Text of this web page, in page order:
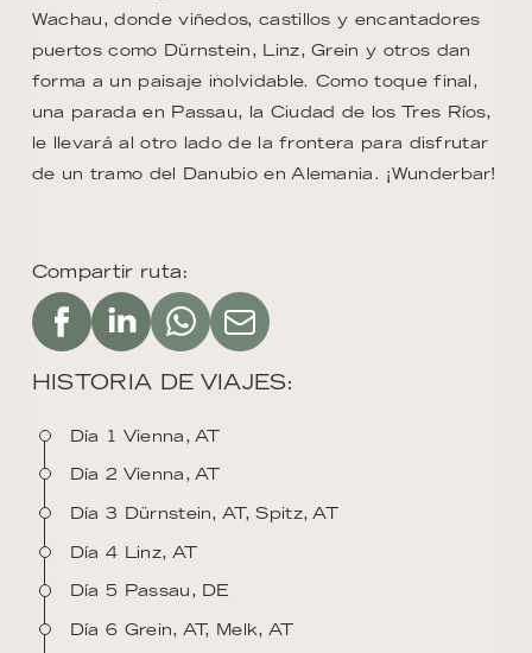
Compartir ruta:
HISTORIA DE VIAJES:
Día 1 Vienna, AT
Día 2 Vienna, AT
Día 3 Dürnstein, AT, Spitz, AT
Día 4 Linz, AT
Día 5 Passau, DE
Día 6 Grein, AT, Melk, AT
Wachau, donde viñedos, castillos y encantadores
puertos como Dürnstein, Linz, Grein y otros dan
forma a un paisaje inolvidable. Como toque final,
una parada en Passau, la Ciudad de los Tres Ríos,
le llevará al otro lado de la frontera para disfrutar
de un tramo del Danubio en Alemania. ¡Wunderbar!